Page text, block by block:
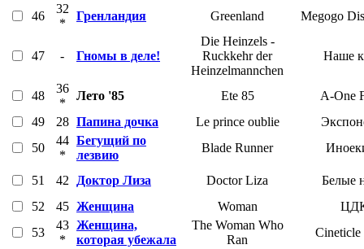
46
32
*
Гренландия Greenland Megogo
47 - Гномы в деле!
Die Heinzels -
Ruckkehr der
Heinzelmannchen
Наше
48
36
*
Лето '85 Ete 85
A-One
49
28 Папина дочка Le prince oublie
50
44
*
Бегущий по
лезвию
Blade Runner
51 42 Доктор Лиза Doctor Liza
Белые
52
45 Женщина Woman
53
43
*
Женщина,
которая убежала
The Woman Who
Ran
Cineticle